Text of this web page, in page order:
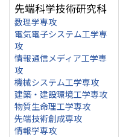
先端科学技術研究科
数理学専攻
電気電子システム工学専
攻
情報通信メディア工学専
攻
機械システム工学専攻
建築・建設環境工学専攻
物質生命理工学専攻
先端技術創成専攻
情報学専攻